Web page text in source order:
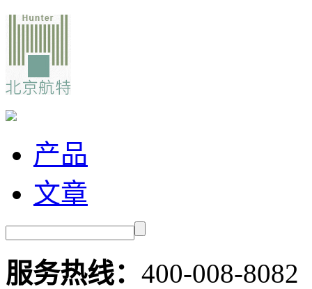
产品
文章
服务热线： 400-008-8082